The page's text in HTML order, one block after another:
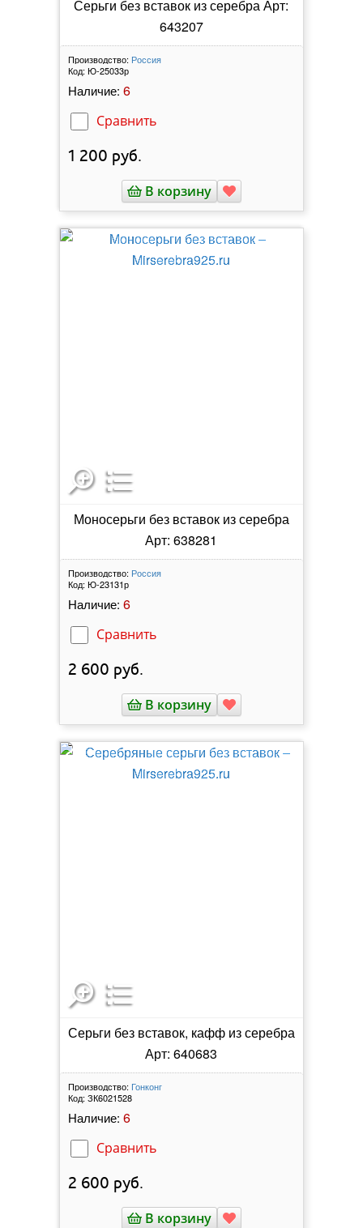
Серьги без вставок из серебра Арт:
643207
Производство: Россия
Код: Ю-25033р
Наличие: 6
Сравнить
1 200 руб.
В корзину
Моносерьги без вставок из серебра
Арт: 638281
Производство: Россия
Код: Ю-23131р
Наличие: 6
Сравнить
2 600 руб.
В корзину
Серьги без вставок, кафф из серебра
Арт: 640683
Производство: Гонконг
Код: ЗК6021528
Наличие: 6
Сравнить
2 600 руб.
В корзину